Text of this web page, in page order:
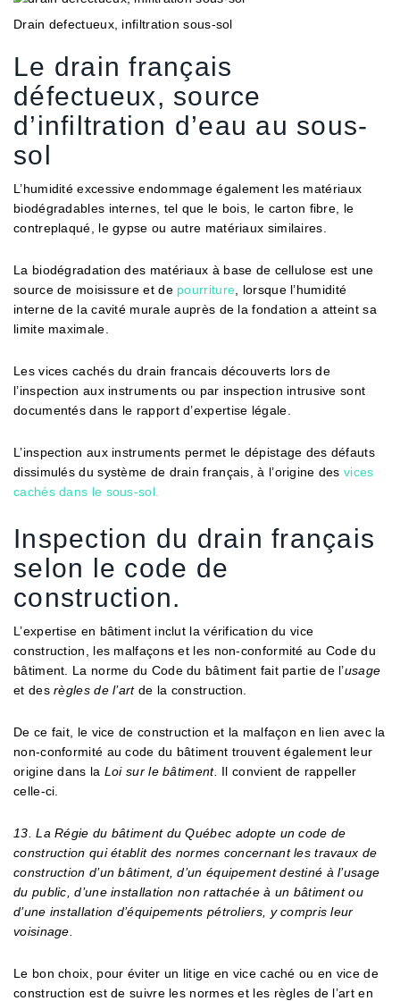
Drain defectueux, infiltration sous-sol
Le drain français
défectueux, source
d’infiltration d’eau au sous-
sol
L’humidité excessive endommage également les matériaux
biodégradables internes, tel que le bois, le carton fibre, le
contreplaqué, le gypse ou autre matériaux similaires.
La biodégradation des matériaux à base de cellulose est une
source de moisissure et de pourriture , lorsque l’humidité
interne de la cavité murale auprès de la fondation a atteint sa
limite maximale.
Les vices cachés du drain francais découverts lors de
l’inspection aux instruments ou par inspection intrusive sont
documentés dans le rapport d’expertise légale.
L’inspection aux instruments permet le dépistage des défauts
dissimulés du système de drain français, à l’origine desvices
cachés dans le sous-sol.
Inspection du drain français
selon le code de
construction.
L’expertise en bâtiment inclut la vérification du vice
construction, les malfaçons et les non-conformité au Code du
bâtiment. La norme du Code du bâtiment fait partie de l’usage
et desrègles de l’artde la construction.
De ce fait, le vice de construction et la malfaçon en lien avec la
non-conformité au code du bâtiment trouvent également leur
origine dans la Loi sur le bâtiment. Il convient de rappeller
celle-ci.
13. La Régie du bâtiment du Québec adopte un code de
construction qui établit des normes concernant les travaux de
construction d’un bâtiment, d’un équipement destiné à l’usage
du public, d’une installation non rattachée à un bâtiment ou
d’une installation d’équipements pétroliers, y compris leur
voisinage.
Le bon choix, pour éviter un litige en vice caché ou en vice de
construction est de suivre les normes et les règles de l’art en